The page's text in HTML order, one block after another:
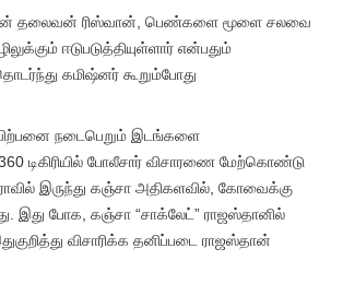
தலைவன் ரிஸ்வான், பெண்களை மூளை சலவை
ஈடுபடுத்தியுள்ளார் என்பதும்
கமிஷ்னர் கூறும்போது
நடைபெறும் இடங்களை
டிகிரியில் போலீசார் விசாரணை மேற்கொண்டு
இருந்து கஞ்சா அதிகளவில், கோவைக்கு
இது போக, கஞ்சா “சாக்லேட்” ராஜஸ்தானில்
விசாரிக்க தனிப்படை ராஜஸ்தான்